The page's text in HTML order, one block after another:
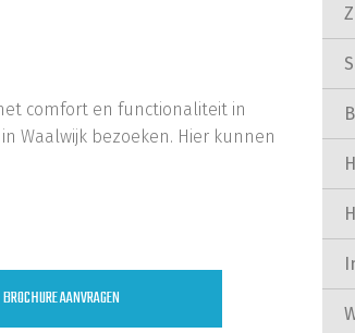
comfort en functionaliteit in
Waalwijk bezoeken. Hier kunnen
BROCHURE AANVRAGEN